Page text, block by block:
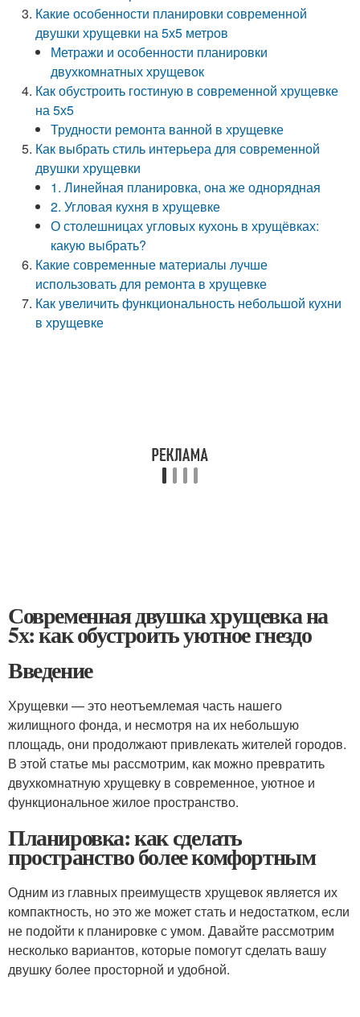
Какие особенности планировки современной
двушки хрущевки на 5х5 метров
Метражи и особенности планировки
двухкомнатных хрущевок
Как обустроить гостиную в современной хрущевке
на 5х5
Трудности ремонта ванной в хрущевке
Как выбрать стиль интерьера для современной
двушки хрущевки
1. Линейная планировка, она же однорядная
2. Угловая кухня в хрущевке
О столешницах угловых кухонь в хрущёвках:
какую выбрать?
Какие современные материалы лучше
использовать для ремонта в хрущевке
Как увеличить функциональность небольшой кухни
в хрущевке
Современная двушка хрущевка на
5х: как обустроить уютное гнездо
Введение
Хрущевки — это неотъемлемая часть нашего
жилищного фонда, и несмотря на их небольшую
площадь, они продолжают привлекать жителей городов.
В этой статье мы рассмотрим, как можно превратить
двухкомнатную хрущевку в современное, уютное и
функциональное жилое пространство.
Планировка: как сделать
пространство более комфортным
Одним из главных преимуществ хрущевок является их
компактность, но это же может стать и недостатком, если
не подойти к планировке с умом. Давайте рассмотрим
несколько вариантов, которые помогут сделать вашу
двушку более просторной и удобной.